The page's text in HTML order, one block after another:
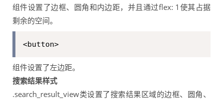
组件设置了边框、圆角和内边距，并且通过flex: 1使其占据
剩余的空间。
<button>
组件设置了左边距。
搜索结果样式
.search_result_view类设置了搜索结果区域的边框、圆角、